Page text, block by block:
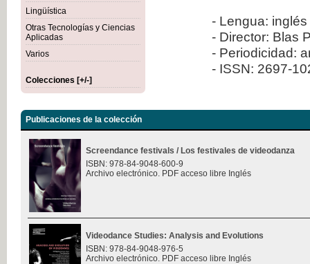
Lingüística
Otras Tecnologías y Ciencias
Aplicadas
Varios
Colecciones [+/-]
- Lengua:
- Director: Blas
- Periodicidad:
- ISSN: 2697-
Publicaciones de la colección
Screendance festivals / Los festivales de videodanza
ISBN: 978-84-9048-600-9
Archivo electrónico. PDF acceso libre Inglés
Videodance Studies: Analysis and Evolutions
ISBN: 978-84-9048-976-5
Archivo electrónico. PDF acceso libre Inglés